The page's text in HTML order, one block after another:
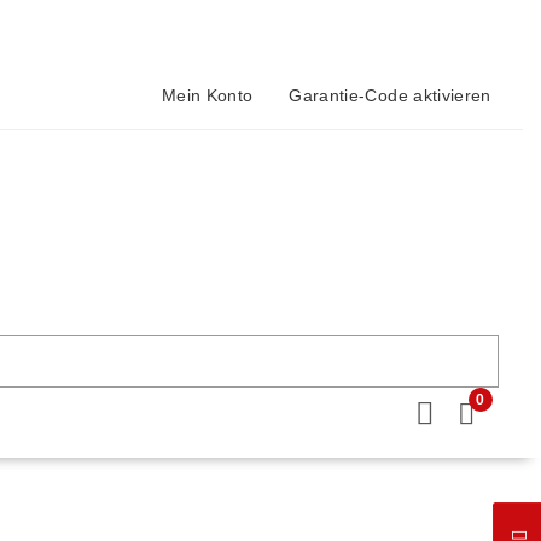
Mein Konto Garantie-Code aktivieren
0